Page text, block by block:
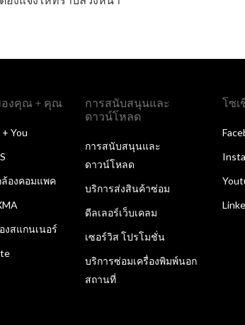
งคุณ + คุณ
You
องคอมแพค
งสแกนเนอร์
การสนับสนุนและ
ดาวน์โหลด
การสนับสนุนและ
ดาวน์โหลด
บริการส่งสินค้าซ่อม
ดีลเลอร์เว็บเคลม
เซอร์วิส โปรโมชั่น
บริการซ่อมเครื่องพิมพ์นอก
สถานที่
โซเ